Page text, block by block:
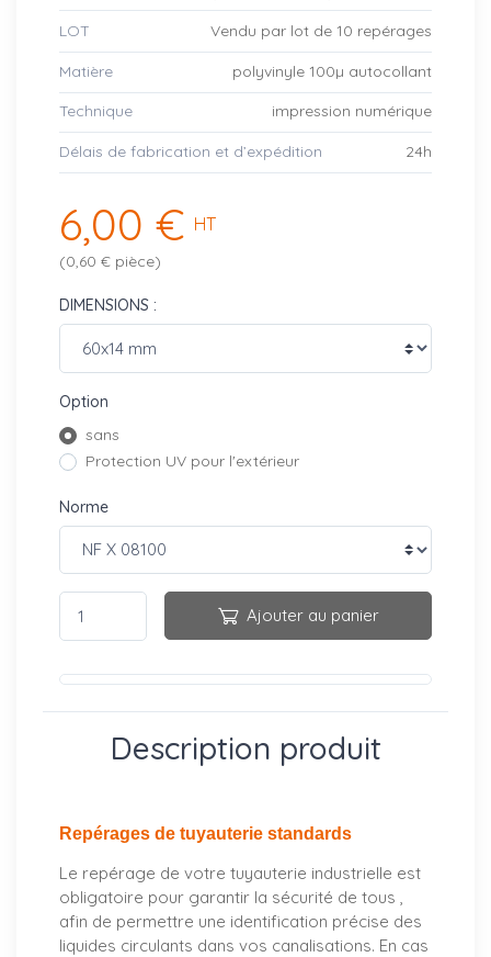
LOT Vendu par lot de 10 repérages
Matière polyvinyle 100µ autocollant
Technique impression numérique
Délais de fabrication et d’expédition 24h
6,00 € HT
(0,60 € pièce)
DIMENSIONS :
Option
sans
Protection UV pour l'extérieur
Norme
Ajouter au panier
Description produit
Repérages de tuyauterie standards
Le repérage de votre tuyauterie industrielle est
obligatoire pour garantir la sécurité de tous ,
afin de permettre une identification précise des
liquides circulants dans vos canalisations. En cas